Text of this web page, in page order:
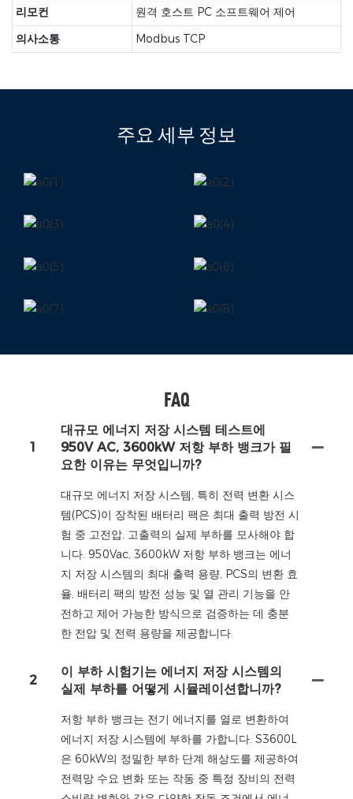
리모컨
원격 호스트 PC 소프트웨어 제어
의사소통
Modbus TCP
주요 세부 정보
FAQ
1
대규모 에너지 저장 시스템 테스트에
950V AC, 3600kW 저항 부하 뱅크가 필
요한 이유는 무엇입니까?
대규모 에너지 저장 시스템, 특히 전력 변환 시스
템(PCS)이 장착된 배터리 팩은 최대 출력 방전 시
험 중 고전압, 고출력의 실제 부하를 모사해야 합
니다. 950Vac, 3600kW 저항 부하 뱅크는 에너
지 저장 시스템의 최대 출력 용량, PCS의 변환 효
율, 배터리 팩의 방전 성능 및 열 관리 기능을 안
전하고 제어 가능한 방식으로 검증하는 데 충분
한 전압 및 전력 용량을 제공합니다.
2
이 부하 시험기는 에너지 저장 시스템의
실제 부하를 어떻게 시뮬레이션합니까?
저항 부하 뱅크는 전기 에너지를 열로 변환하여
에너지 저장 시스템에 부하를 가합니다. S3600L
은 60kW의 정밀한 부하 단계 해상도를 제공하여
전력망 수요 변화 또는 작동 중 특정 장비의 전력